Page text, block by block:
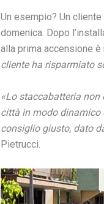
Un esempio? Un
domenica. Dopo
alla prima accensione
cliente ha risparmiato
«Lo staccabatteria
città in modo dinamico
consiglio giusto, dato
Pietrucci.